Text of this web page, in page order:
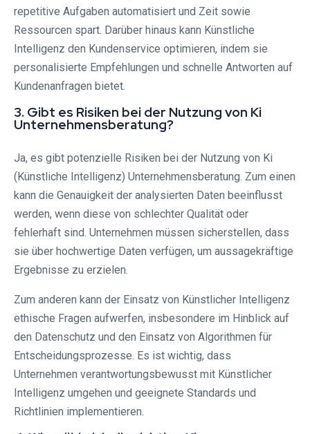
repetitive Aufgaben automatisiert und Zeit sowie
Ressourcen spart. Darüber hinaus kann Künstliche
Intelligenz den Kundenservice optimieren, indem sie
personalisierte Empfehlungen und schnelle Antworten auf
Kundenanfragen bietet.
3. Gibt es Risiken bei der Nutzung von Ki
Unternehmensberatung?
Ja, es gibt potenzielle Risiken bei der Nutzung von Ki
(Künstliche Intelligenz) Unternehmensberatung. Zum einen
kann die Genauigkeit der analysierten Daten beeinflusst
werden, wenn diese von schlechter Qualität oder
fehlerhaft sind. Unternehmen müssen sicherstellen, dass
sie über hochwertige Daten verfügen, um aussagekräftige
Ergebnisse zu erzielen.
Zum anderen kann der Einsatz von Künstlicher Intelligenz
ethische Fragen aufwerfen, insbesondere im Hinblick auf
den Datenschutz und den Einsatz von Algorithmen für
Entscheidungsprozesse. Es ist wichtig, dass
Unternehmen verantwortungsbewusst mit Künstlicher
Intelligenz umgehen und geeignete Standards und
Richtlinien implementieren.